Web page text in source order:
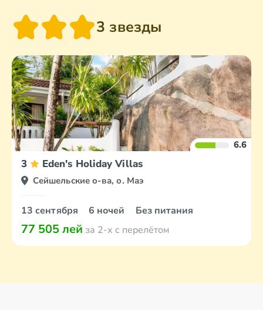
3 звезды
6.6
3 Eden's Holiday Villas
Сейшельские о-ва, о. Маэ
13 сентября 6 ночей Без питания
77 505 лей за 2-х с перелётом